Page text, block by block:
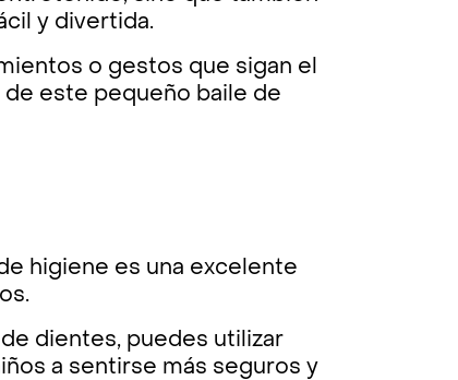
y divertida.
o gestos que sigan el
de este pequeño baile de
higiene es una excelente
dientes, puedes utilizar
a sentirse más seguros y